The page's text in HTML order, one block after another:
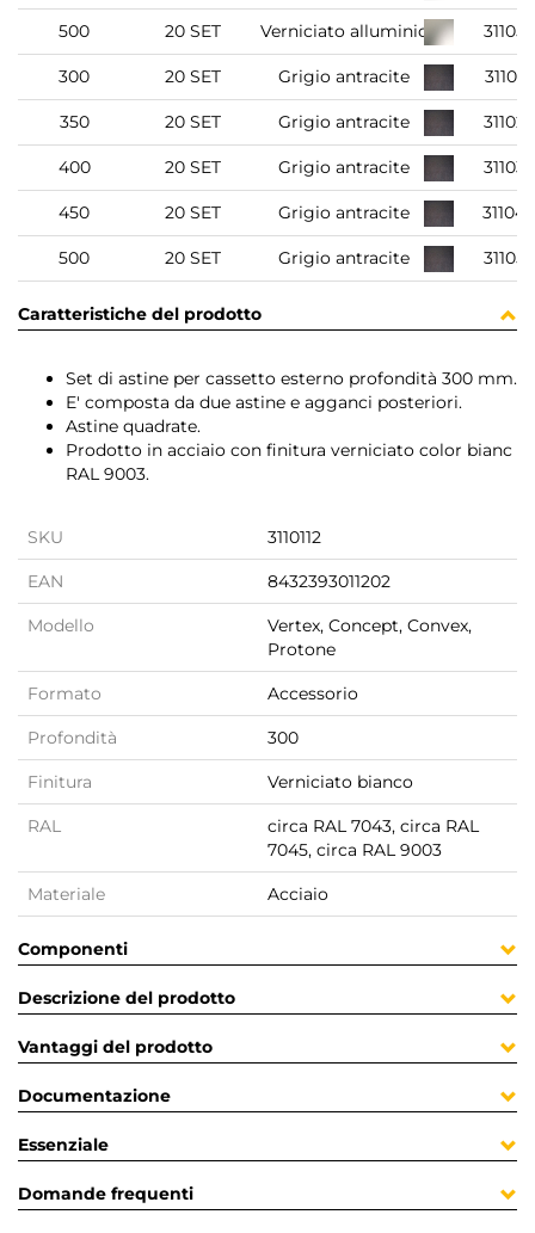
500 20 SET Verniciato alluminio
300 20 SET Grigio antracite
350 20 SET Grigio antracite
400 20 SET Grigio antracite
450 20 SET Grigio antracite
500 20 SET Grigio antracite
Caratteristiche del prodotto
Set di astine per cassetto esterno profondità 300 mm.
E' composta da due astine e agganci posteriori.
Astine quadrate.
Prodotto in acciaio con finitura verniciato color bianc
RAL 9003.
SKU 3110112
EAN 8432393011202
Modello
Vertex, Concept, Convex,
Protone
Formato Accessorio
Profondità 300
Finitura Verniciato bianco
RAL
circa RAL 7043, circa RAL
7045, circa RAL 9003
Materiale Acciaio
Componenti
Descrizione del prodotto
Vantaggi del prodotto
Documentazione
Essenziale
Domande frequenti